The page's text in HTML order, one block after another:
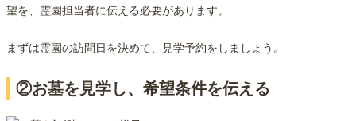
望を、霊園担当者に伝える必要があります。
まずは霊園の訪問日を決めて、見学予約をしましょう。
②お墓を見学し、希望条件を伝える